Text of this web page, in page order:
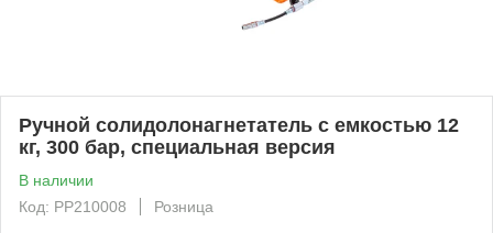
Ручной солидолонагнетатель с емкостью 12
кг, 300 бар, специальная версия
В наличии
Код: PP210008
Розница